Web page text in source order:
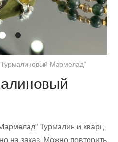
Мармелад”
Турмалин и кварц
на заказ. Можно повторить